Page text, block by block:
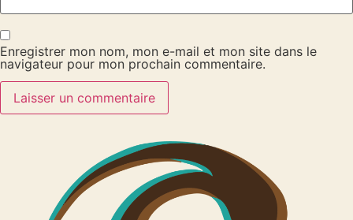
Enregistrer mon nom, mon e-mail et mon site dans le
navigateur pour mon prochain commentaire.